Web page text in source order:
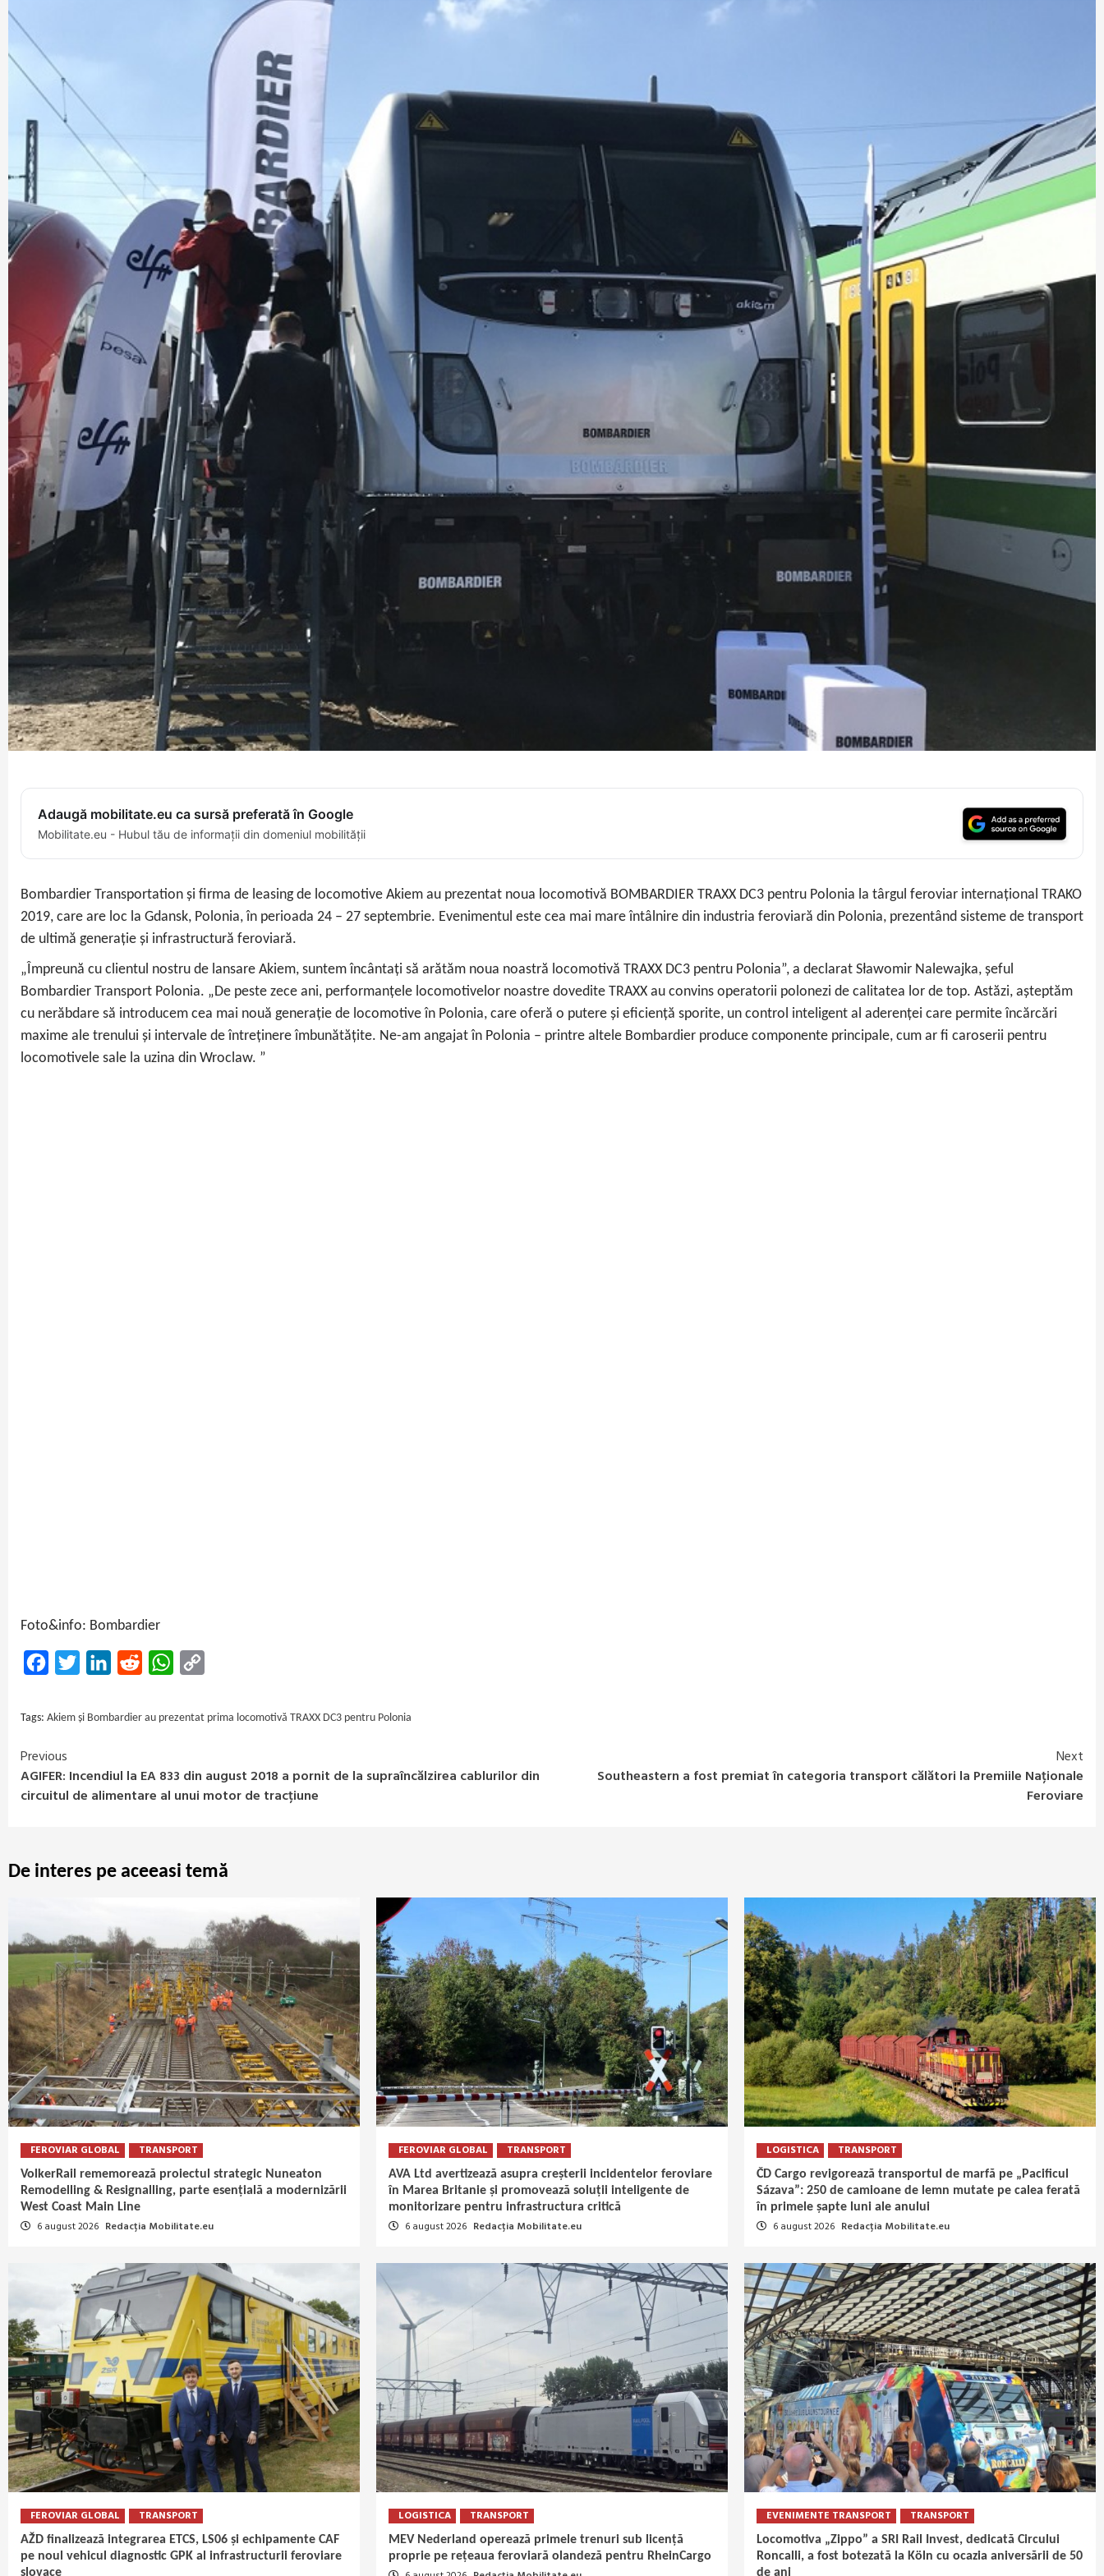
Adaugă mobilitate.eu ca sursă preferată în Google
Mobilitate.eu - Hubul tău de informații din domeniul mobilității
Bombardier Transportation și firma de leasing de locomotive Akiem au prezentat noua locomotivă BOMBARDIER TRAXX DC3 pentru Polonia la târgul feroviar internațional TRAKO
2019, care are loc la Gdansk, Polonia, în perioada 24 – 27 septembrie. Evenimentul este cea mai mare întâlnire din industria feroviară din Polonia, prezentând sisteme de transport
de ultimă generație și infrastructură feroviară.
„Împreună cu clientul nostru de lansare Akiem, suntem încântați să arătăm noua noastră locomotivă TRAXX DC3 pentru Polonia”, a declarat Sławomir Nalewajka, șeful
Bombardier Transport Polonia. „De peste zece ani, performanțele locomotivelor noastre dovedite TRAXX au convins operatorii polonezi de calitatea lor de top. Astăzi, așteptăm
cu nerăbdare să introducem cea mai nouă generație de locomotive în Polonia, care oferă o putere și eficiență sporite, un control inteligent al aderenței care permite încărcări
maxime ale trenului și intervale de întreținere îmbunătățite. Ne-am angajat în Polonia – printre altele Bombardier produce componente principale, cum ar fi caroserii pentru
locomotivele sale la uzina din Wroclaw. ”
Foto&info: Bombardier
FacebookTwitter LinkedInReddit WhatsApp
Tags: Akiem și Bombardier au prezentat prima locomotivă TRAXX DC3 pentru Polonia
Continue
Reading
Previous
AGIFER: Incendiul la EA 833 din august 2018 a pornit de la supraîncălzirea cablurilor din
circuitul de alimentare al unui motor de tracțiune
Next
Southeastern a fost premiat în categoria transport călători la Premiile Naționale
Feroviare
De interes pe aceeasi temă
FEROVIAR GLOBAL TRANSPORT
VolkerRail rememorează proiectul strategic Nuneaton
Remodelling & Resignalling, parte esențială a modernizării
West Coast Main Line
6 august 2026 Redacția Mobilitate.eu
FEROVIAR GLOBAL TRANSPORT
AVA Ltd avertizează asupra creșterii incidentelor feroviare
în Marea Britanie și promovează soluții inteligente de
monitorizare pentru infrastructura critică
6 august 2026 Redacția Mobilitate.eu
LOGISTICA TRANSPORT
ČD Cargo revigorează transportul de marfă pe „Pacificul
Sázava”: 250 de camioane de lemn mutate pe calea ferată
în primele șapte luni ale anului
6 august 2026 Redacția Mobilitate.eu
FEROVIAR GLOBAL TRANSPORT
AŽD finalizează integrarea ETCS, LS06 și echipamente CAF
pe noul vehicul diagnostic GPK al infrastructurii feroviare
slovace
LOGISTICA TRANSPORT
MEV Nederland operează primele trenuri sub licență
proprie pe rețeaua feroviară olandeză pentru RheinCargo
EVENIMENTE TRANSPORT TRANSPORT
Locomotiva „Zippo” a SRI Rail Invest, dedicată Circului
Roncalli, a fost botezată la Köln cu ocazia aniversării de 50
de ani